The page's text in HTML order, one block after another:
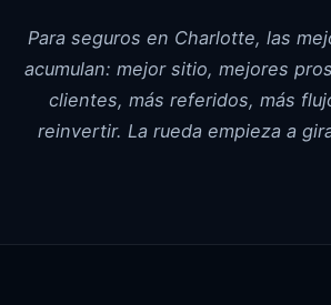
Para seguros en Charlotte, las
acumulan: mejor sitio, mejores
clientes, más referidos, más
reinvertir. La rueda empieza a